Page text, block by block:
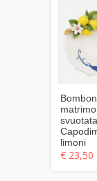
limoni
€ 23,50